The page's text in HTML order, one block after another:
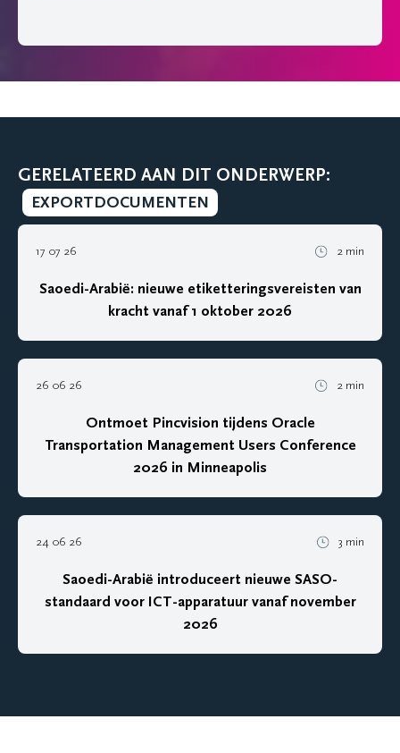
GERELATEERD AAN DIT ONDERWERP:
EXPORTDOCUMENTEN
17 07 26 2 min
Saoedi-Arabië: nieuwe etiketteringsvereisten van
kracht vanaf 1 oktober 2026
26 06 26 2 min
Ontmoet Pincvision tijdens Oracle
Transportation Management Users Conference
2026 in Minneapolis
24 06 26 3 min
Saoedi-Arabië introduceert nieuwe SASO-
standaard voor ICT-apparatuur vanaf november
2026